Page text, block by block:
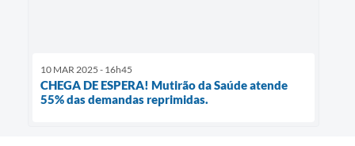
10 MAR 2025 - 16h45
CHEGA DE ESPERA! Mutirão da Saúde atende
55% das demandas reprimidas.